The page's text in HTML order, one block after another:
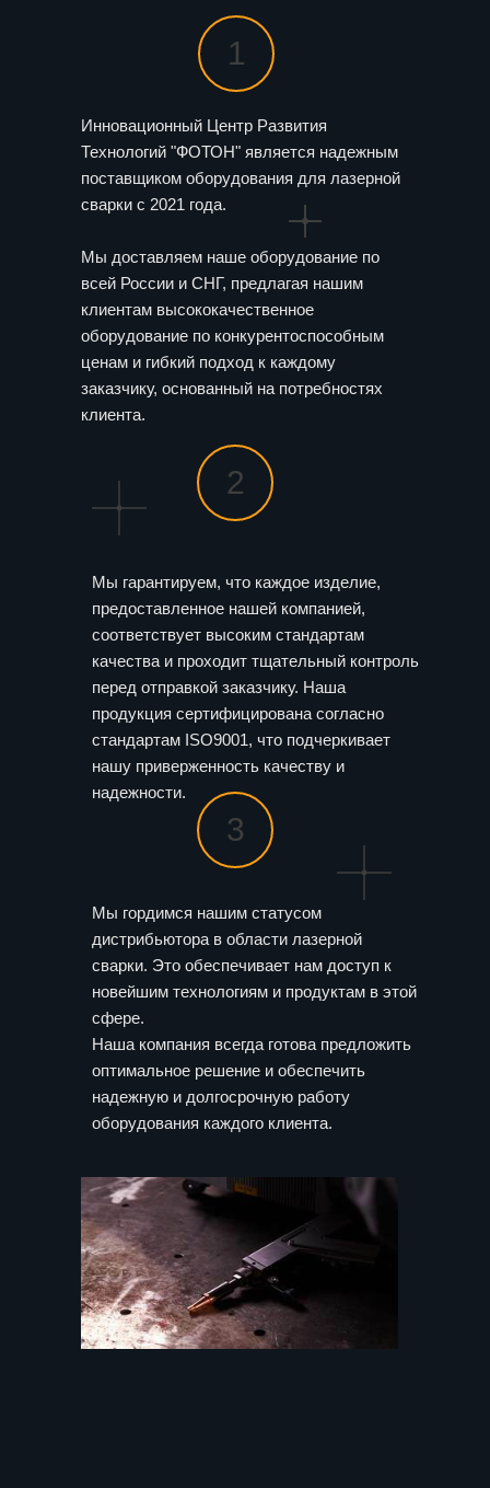
1
2
Инновационный Центр Развития
Технологий "ФОТОН" является надежным
поставщиком оборудования для лазерной
сварки с 2021 года.
Мы доставляем наше оборудование по
всей России и СНГ, предлагая нашим
клиентам высококачественное
оборудование по конкурентоспособным
ценам и гибкий подход к каждому
заказчику, основанный на потребностях
клиента.
Мы гарантируем, что каждое изделие,
предоставленное нашей компанией,
соответствует высоким стандартам
качества и проходит тщательный контроль
перед отправкой заказчику. Наша
продукция сертифицирована согласно
стандартам ISO9001, что подчеркивает
нашу приверженность качеству и
надежности.
Мы гордимся нашим статусом
дистрибьютора в области лазерной
сварки. Это обеспечивает нам доступ к
новейшим технологиям и продуктам в этой
сфере.
Наша компания всегда готова предложить
оптимальное решение и обеспечить
надежную и долгосрочную работу
оборудования каждого клиента.
3